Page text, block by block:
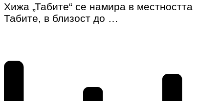
Табите
Хижа „Табите“ се намира в местността
Табите, в близост до …